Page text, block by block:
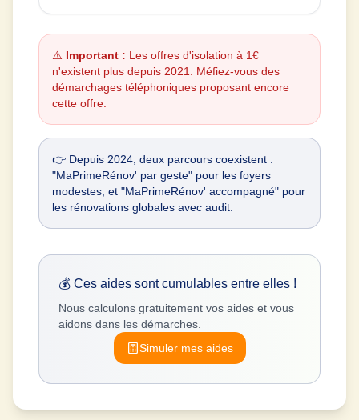
⚠️ Important : Les offres d'isolation à 1€
n'existent plus depuis 2021. Méfiez-vous des
démarchages téléphoniques proposant encore
cette offre.
👉 Depuis 2024, deux parcours coexistent :
"MaPrimeRénov' par geste" pour les foyers
modestes, et "MaPrimeRénov' accompagné" pour
les rénovations globales avec audit.
💰 Ces aides sont cumulables entre elles !
Nous calculons gratuitement vos aides et vous
aidons dans les démarches.
Simuler mes aides